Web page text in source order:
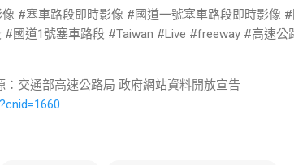
#塞車路段即時影像 #國道一號塞車路段即時影像 #
國道1號塞車路段 #Taiwan #Live #freeway #高速公
交通部高速公路局 政府網站資料開放宣告